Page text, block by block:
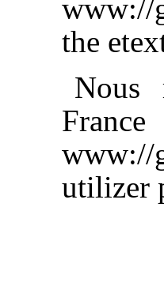
www://
the
Nous
www://
utilizer